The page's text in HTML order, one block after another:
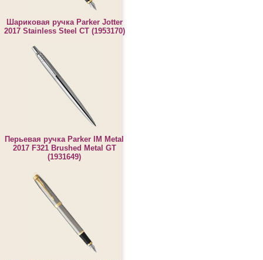
Шариковая ручка Parker Jotter
2017 Stainless Steel CT (1953170)
Перьевая ручка Parker IM Metal
2017 F321 Brushed Metal GT
(1931649)